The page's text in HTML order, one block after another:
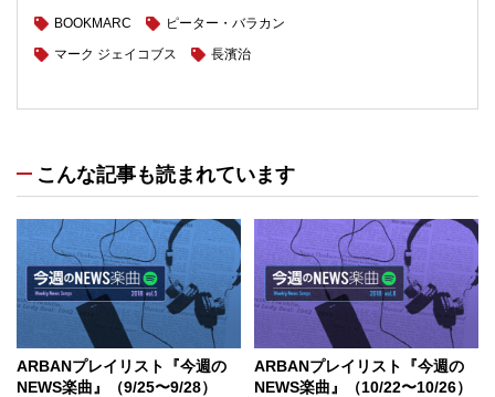
BOOKMARC
ピーター・バラカン
マーク ジェイコブス
長濱治
こんな記事も読まれています
ARBANプレイリスト『今週の
NEWS楽曲』（9/25〜9/28）
ARBANプレイリスト『今週の
NEWS楽曲』（10/22〜10/26）